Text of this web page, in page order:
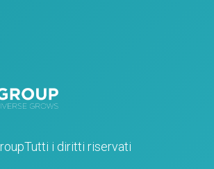
Tutti i diritti riservati